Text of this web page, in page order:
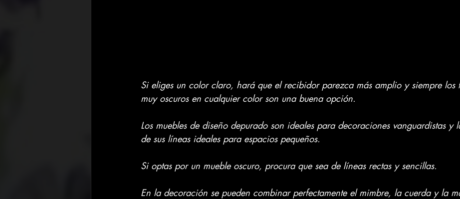
Si eliges un color claro, hará que el recibidor parezca más amplio y siempre los
muy oscuros en cualquier color son una buena opción.
Los muebles de diseño depurado son ideales para decoraciones vanguardistas y
de sus líneas ideales para espacios pequeños.
Si optas por un mueble oscuro, procura que sea de líneas rectas y sencillas.
En la decoración se pueden combinar perfectamente el mimbre, la cuerda y la